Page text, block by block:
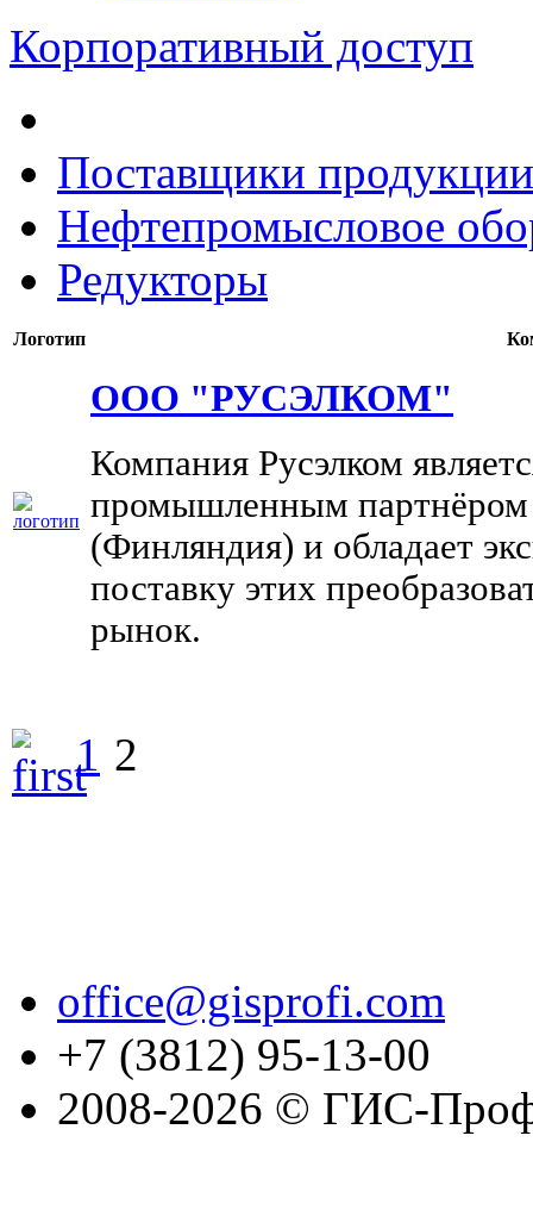
Корпоративный доступ
Поставщики
Нефтепромысловое
Редукторы
Логотип
ООО "РУСЭЛКОМ"
Компания Русэлком
промышленным
(Финляндия) и обладает
поставку этих
рынок.
1 2
office@gisprofi.com
+7 (3812) 95-13-00
2008-2026 © ГИС-